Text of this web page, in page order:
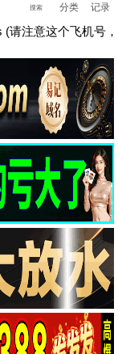
视展
远离盗版